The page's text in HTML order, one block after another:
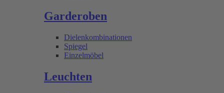
Garderoben
Dielenkombinationen
Spiegel
Einzelmöbel
Leuchten